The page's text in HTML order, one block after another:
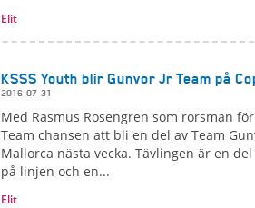
Elit
KSSS Youth blir Gunvor Jr Team på
2016-07-31
Med Rasmus Rosengren som rorsman
Team chansen att bli en del av Team
Mallorca nästa vecka. Tävlingen är en
på linjen och en...
Elit